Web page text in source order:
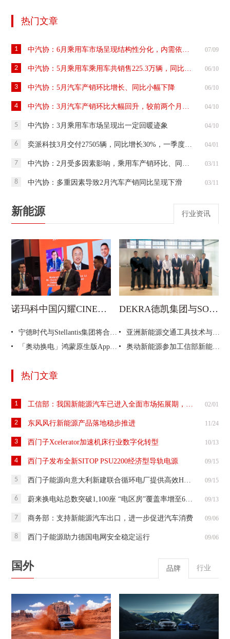
热门文章
1 中汽协：6月乘用车市场呈现结构性分化，内需依然承压，出口快速增长 07/09
2 中汽协：5月乘用车乘用车共销售225.3万辆，同比两位数下滑 06/10
3 中汽协：5月汽车产销环比增长、同比小幅下降 06/10
4 中汽协：3月汽车产销环比大幅回升，较前两个月有所好转 04/10
5 中汽协：3月乘用车市场呈现出一定回暖迹象 04/10
6 奕派科技3月交付27505辆，同比增长30%，一季度同比三连涨！ 04/01
7 中汽协：2月受多因素影响，乘用车产销环比、同比均呈下降 03/11
8 中汽协：多重因素导致2月汽车产销同比呈现下滑 03/11
新能源 行业资讯
诺玛科中国闪耀CINEVE 见证中墨合作新机遇 DEKRA德凯集团与SOSEN崧盛股份共商新能源发展新机遇
宁德时代与Stellantis集团将合资建厂 总投资高达41亿欧元
亚洲新能源交通工具技术与产业展览会2025年7月举办
「奥动换电」鸿蒙原生版App正式上架
奥动新能源参加工信部新能源汽车换电模式发展座谈会
热门文章
1 工信部：我国新能源汽车已进入全面市场拓展期，保持快速增长态势 02/01
2 东风风行新能源产品落地稳步推进 11/24
3 西门子Xcelerator加速机床行业数字化转型 10/13
4 西门子发布全新SITOP PSU2200经济型导轨电源 09/15
5 西门子能源向意大利新建联合循环电厂提供高效HL燃机 09/15
6 蔚来换电站总数突破1,100座 “电区房”覆盖率增至64.13% 09/13
7 商务部：支持新能源汽车出口，进一步促进汽车消费 09/06
8 西门子能源助力德国电网安全稳定运行 09/06
国外 品牌 行业